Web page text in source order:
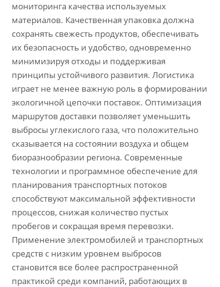
мониторинга качества используемых
материалов. Качественная упаковка должна
сохранять свежесть продуктов, обеспечивать
их безопасность и удобство, одновременно
минимизируя отходы и поддерживая
принципы устойчивого развития. Логистика
играет не менее важную роль в формировании
экологичной цепочки поставок. Оптимизация
маршрутов доставки позволяет уменьшить
выбросы углекислого газа, что положительно
сказывается на состоянии воздуха и общем
биоразнообразии региона. Современные
технологии и программное обеспечение для
планирования транспортных потоков
способствуют максимальной эффективности
процессов, снижая количество пустых
пробегов и сокращая время перевозки.
Применение электромобилей и транспортных
средств с низким уровнем выбросов
становится все более распространенной
практикой среди компаний, работающих в